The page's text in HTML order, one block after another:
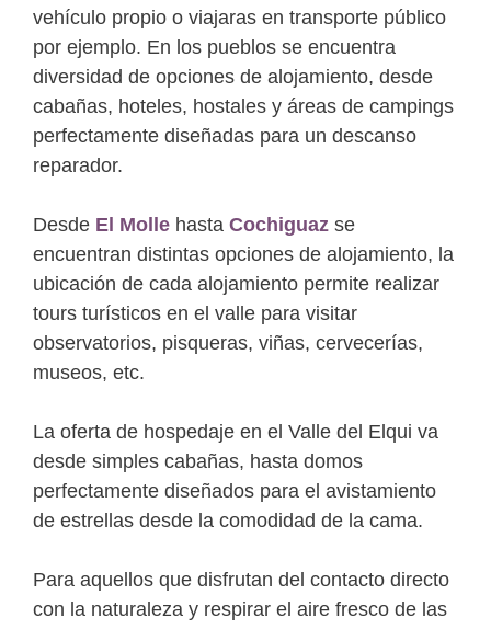
vehículo propio o viajaras en transporte público
por ejemplo. En los pueblos se encuentra
diversidad de opciones de alojamiento, desde
cabañas, hoteles, hostales y áreas de campings
perfectamente diseñadas para un descanso
reparador.
Desde El Molle hasta Cochiguaz se
encuentran distintas opciones de alojamiento, la
ubicación de cada alojamiento permite realizar
tours turísticos en el valle para visitar
observatorios, pisqueras, viñas, cervecerías,
museos, etc.
La oferta de hospedaje en el Valle del Elqui va
desde simples cabañas, hasta domos
perfectamente diseñados para el avistamiento
de estrellas desde la comodidad de la cama.
Para aquellos que disfrutan del contacto directo
con la naturaleza y respirar el aire fresco de las